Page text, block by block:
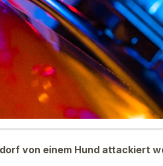
von einem Hund attackiert